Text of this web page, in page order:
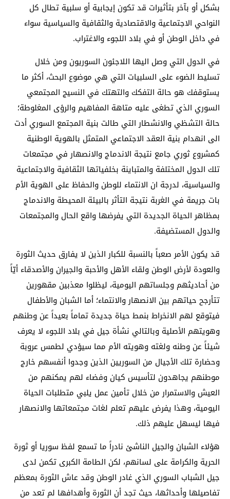
بشكل أو بآخر بتأثيرات قد تكون إيجابية أو سلبية تطال كل
النواحي الاجتماعية والاقتصادية والثقافية والسياسية سواء
في داخل الوطن أو في بلاد اللجوء والاغتراب.
في الدول التي وصل اليها اللاجئون السوريون ومن خلال
تسليط الضوء على السلبيات التي هي موضوع البحث، أكثر ما
يستوقفك هو حالة التفكك والتهتك في النسيج المجتمعي
السوري الذي تطغى عليه متاهة المفاهيم والرؤى المغلوطة؛
حالة التشظي والانشطار التي طالت بنية المجتمع السوري أدت
الى انهدام بنية العقد الاجتماعي المتمثل بالهوية الوطنية
كمشروع ثوري جامع نتيجة الاندماج والانصهار في مجتمعات
تلك الدول المختلفة والمتباينة بخلفياتها الثقافية والاجتماعية
والسياسية، لدرجة ان الانتماء للوطن والحفاظ على الهوية الأم
بات جريمة في الغربة نتيجة التأثر بالبيئة المحيطة والاندماج
بمظاهر الحياة الجديدة التي يفرضها واقع الحال والمجتمعات
والدول المستضيفة.
قد يكون الأمر صعباً بالنسبة للكبار الذين لا يفارق حديث الثورة
والعودة لأرض الوطن ولقاء الأهل والأحبة والجيران والأصدقاء أيّاً
من أحاديثهم وجلساتهم اليومية، ليظلوا معذبين مقهورين
تتأرجح حياتهم بين الانصهار والانتماء؛ أما الشبان والأطفال
فيتوقع لهم الانخراط بنمط حياة جديدة تماماً بعيداً عن وطنهم
وهويتهم الأصلية وبالتالي نشأة جيل في بلاد اللجوء لا يعرف
شيئاً عن وطنه ولغته وهويته الأم مما سيؤدي لطمس عروبة
وحضارة تلك الأجيال من السوريين الذين وجدوا أنفسهم خارج
موطنهم يجاهدون لتأسيس كيان وفضاء لهم يمكنهم من
العيش والاستمرار من خلال تأمين عمل يلبي متطلبات الحياة
اليومية، وهذا يفرض عليهم تعلم لغات مجتمعاتها والانصهار
فيها ليسهل عليهم ذلك.
هؤلاء الشبان والجيل الناشئ نادراً ما تسمع لفظ سوريا أو ثورة
الحرية والكرامة على لسانهم، لكن الطامة الكبرى تكمن لدى
جيل الشباب السوري الذي غادر الوطن وقد عاش الثورة بمعظم
تفاصيلها وأحداثها، حيث تجد أن الثورة وأهدافها لم تعد من